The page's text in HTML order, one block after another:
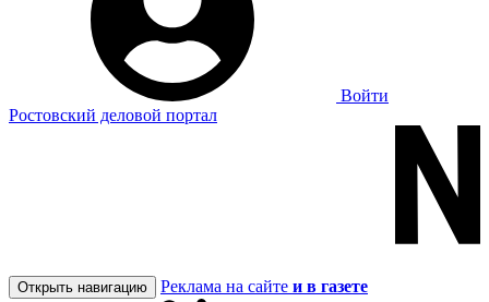
Войти
Ростовский деловой портал
Открыть навигацию Реклама на сайте и в газете